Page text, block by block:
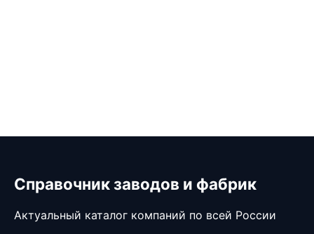
Справочник заводов и фабрик
Актуальный каталог компаний по всей России